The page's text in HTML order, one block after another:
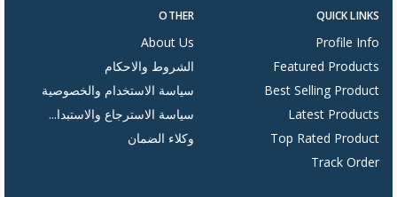
QUICK LINKS
Profile Info
Featured Products
Best Selling Product
Latest Products
Top Rated Product
Track Order
OTHER
About Us
الشروط والاحكام
سياسة الاستخدام والخصوصية
سياسة الاسترجاع والاستبدا...
وكلاء الضمان